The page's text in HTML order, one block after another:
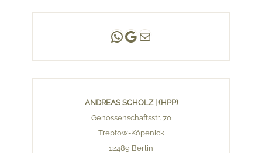
Andreas Scholz | (HPP)
Praxis Adlershof
E-Mail an mich ...
ANDREAS SCHOLZ | (HPP)
Genossenschaftsstr. 70
Treptow-Köpenick
12489 Berlin